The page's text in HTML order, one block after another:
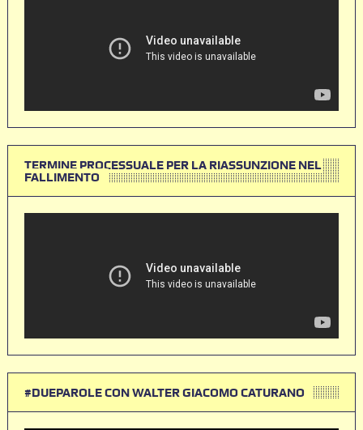
TERMINE PROCESSUALE PER LA RIASSUNZIONE NEL
FALLIMENTO
#DUEPAROLE CON WALTER GIACOMO CATURANO